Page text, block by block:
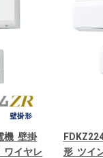
機 壁掛
イヤレ
形 ツイ